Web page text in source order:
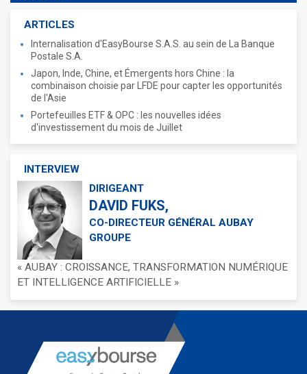
ARTICLES
Internalisation d'EasyBourse S.A.S. au sein de La Banque
Postale S.A.
Japon, Inde, Chine, et Émergents hors Chine : la
combinaison choisie par LFDE pour capter les opportunités
de l'Asie
Portefeuilles ETF & OPC : les nouvelles idées
d'investissement du mois de Juillet
INTERVIEW
DIRIGEANT
DAVID FUKS,
CO-DIRECTEUR GÉNÉRAL AUBAY
GROUPE
« AUBAY : CROISSANCE, TRANSFORMATION NUMÉRIQUE
ET INTELLIGENCE ARTIFICIELLE »